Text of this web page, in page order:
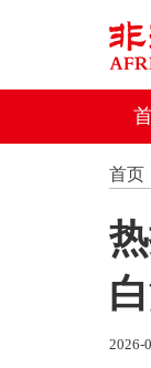
首页
2026-